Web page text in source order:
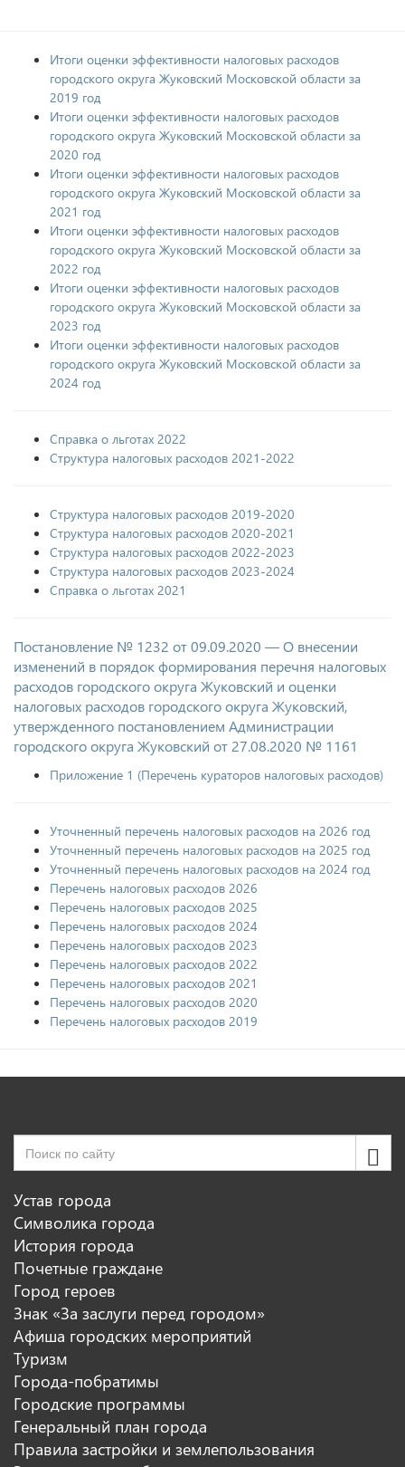
Итоги оценки эффективности налоговых расходов
городского округа Жуковский Московской области за
2019 год
Итоги оценки эффективности налоговых расходов
городского округа Жуковский Московской области за
2020 год
Итоги оценки эффективности налоговых расходов
городского округа Жуковский Московской области за
2021 год
Итоги оценки эффективности налоговых расходов
городского округа Жуковский Московской области за
2022 год
Итоги оценки эффективности налоговых расходов
городского округа Жуковский Московской области за
2023 год
Итоги оценки эффективности налоговых расходов
городского округа Жуковский Московской области за
2024 год
Справка о льготах 2022
Структура налоговых расходов 2021-2022
Структура налоговых расходов 2019-2020
Структура налоговых расходов 2020-2021
Структура налоговых расходов 2022-2023
Структура налоговых расходов 2023-2024
Справка о льготах 2021
Постановление № 1232 от 09.09.2020 — О внесении
изменений в порядок формирования перечня налоговых
расходов городского округа Жуковский и оценки
налоговых расходов городского округа Жуковский,
утвержденного постановлением Администрации
городского округа Жуковский от 27.08.2020 № 1161
Приложение 1 (Перечень кураторов налоговых расходов)
Уточненный перечень налоговых расходов на 2026 год
Уточненный перечень налоговых расходов на 2025 год
Уточненный перечень налоговых расходов на 2024 год
Перечень налоговых расходов 2026
Перечень налоговых расходов 2025
Перечень налоговых расходов 2024
Перечень налоговых расходов 2023
Перечень налоговых расходов 2022
Перечень налоговых расходов 2021
Перечень налоговых расходов 2020
Перечень налоговых расходов 2019
Устав города
Символика города
История города
Почетные граждане
Город героев
Знак «За заслуги перед городом»
Афиша городских мероприятий
Туризм
Города-побратимы
Городские программы
Генеральный план города
Правила застройки и землепользования